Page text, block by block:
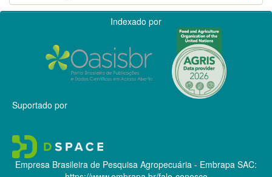
Indexado por
Suportado por
Empresa Brasileira de Pesquisa Agropecuária - Embrapa SAC: